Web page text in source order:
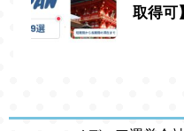
取得可】